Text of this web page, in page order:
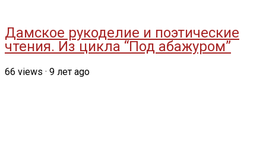
Дамское рукоделие и поэтические
чтения. Из цикла “Под абажуром”
66 views · 9 лет ago